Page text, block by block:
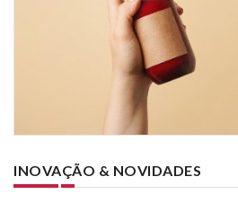
INOVAÇÃO & NOVIDADES